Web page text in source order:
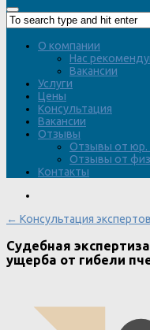
О компании
Нас
Вакансии
Услуги
Цены
Консультация
Вакансии
Отзывы
Отзывы от юр.
Отзывы от
Контакты
← Консультация экспертов
Судебная
ущерба от гибели